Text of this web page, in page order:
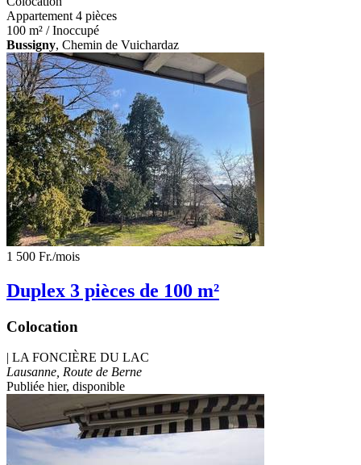
Appartement 4 pièces
100 m² / Inoccupé
Bussigny, Chemin de Vuichardaz
1 500 Fr./mois
Duplex 3 pièces de 100 m²
Colocation
| LA FONCIÈRE DU LAC
Lausanne, Route de Berne
Publiée hier, disponible